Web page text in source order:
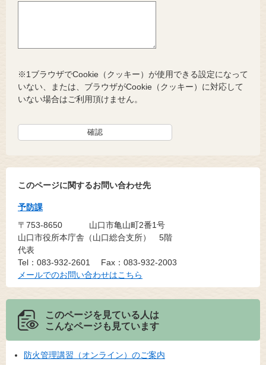
※1ブラウザでCookie（クッキー）が使用できる設定になって
いない、または、ブラウザがCookie（クッキー）に対応して
いない場合はご利用頂けません。
このページに関するお問い合わせ先
予防課
〒753-8650
山口市亀山町2番1号
山口市役所本庁舎（山口総合支所） 5階
代表
Tel：083-932-2601
Fax：083-932-2003
メールでのお問い合わせはこちら
このページを見ている人は
こんなページも見ています
防火管理講習（オンライン）のご案内